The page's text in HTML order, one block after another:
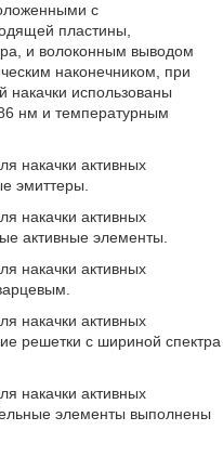
с
пластины,
и волоконным выводом
наконечником, при
накачки использованы
нм и температурным
накачки активных
эмиттеры.
накачки активных
активные элементы.
накачки активных
накачки активных
решетки с шириной спектра
накачки активных
элементы выполнены